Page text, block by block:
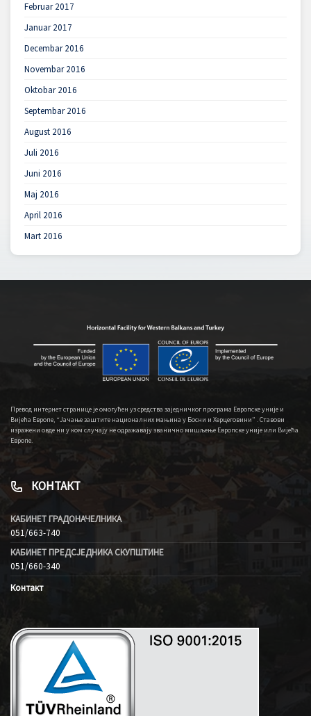
Februar 2017
Januar 2017
Decembar 2016
Novembar 2016
Oktobar 2016
Septembar 2016
August 2016
Juli 2016
Juni 2016
Maj 2016
April 2016
Mart 2016
Превод интернет странице је омогућен уз средства заједничког програма Европске уније и
Вијећа Европе, “Јачање заштите националних мањина у Босни и Херцеговини” . Ставови
изражени овде ни у ком случају не одражавају званично мишљење Европске уније или Вијећа
Европе.
КОНТАКТ
КАБИНЕТ ГРАДОНАЧЕЛНИКА
051/663-740
КАБИНЕТ ПРЕДСЈЕДНИКА СКУПШТИНЕ
051/660-340
Контакт